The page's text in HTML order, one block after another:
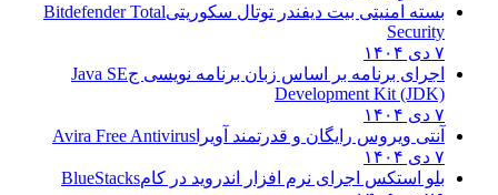
بسته امنیتی بیت دیفندر توتال سکوریتیBitdefender Total
Security
اجرای برنامه بر اساس زبان برنامه نویسی جJava SE
Development Kit (JDK)
آنتی ویروس رایگان و قدرتمند آویراAvira Free Antivirus
بلو استکس اجرای نرم افزار اندروید در کام BlueStacks